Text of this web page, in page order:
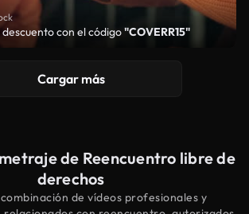
descuento con el código"COVERR15"
Cargar más
de Reencuentro libre de
derechos
de vídeos profesionales y